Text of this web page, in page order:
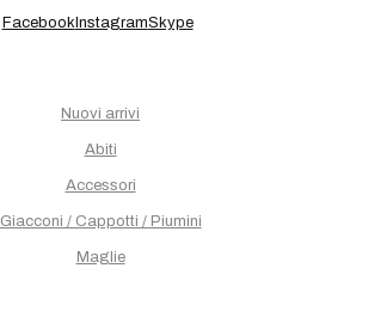
FacebookInstagramSkype
Nuovi arrivi
Abiti
Accessori
Giacconi / Cappotti / Piumini
Maglie